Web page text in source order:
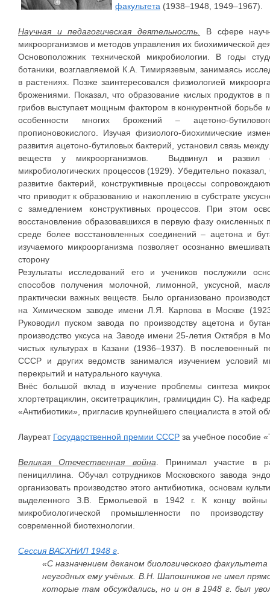
факультета (1938–1948, 1949–1967).
Научная и педагогическая деятельность.
В сфере
микроорганизмов и методов управления их биохимической
Основоположник технической микробиологии. В годы
ботаники, возглавляемой К.А. Тимирязевым, занимаясь
в растениях. Позже заинтересовался физиологией
брожениями. Показал, что образование кислых продуктов в
грибов выступает мощным фактором в конкурентной борьбе
особенности многих брожений – ацетоно-
пропионовокислого. Изучая физиолого-биохимические
развития ацетоно-бутиловых бактерий, установил связь
веществ у микроорганизмов. Выдвинул и развил
микробиологических процессов (1929). Убедительно
развитие бактерий, конструктивные процессы
что приводит к образованию и накоплению в субстрате
с замедлением конструктивных процессов. При этом
восстановление образовавшихся в первую фазу
среде более восстановленных соединений – ацетона и
изучаемого микроорганизма позволяет осознанно
сторону
Результаты исследований его и учеников послужили
способов получения молочной, лимонной, уксусной,
практически важных веществ. Было организовано
на Химическом заводе имени Л.Я. Карпова в Москве
Руководил пуском завода по производству ацетона и
производство уксуса на Заводе имени 25-летия Октября в
чистых культурах в Казани (1936–1937). В послевоенный
СССР и других ведомств занимался изучением условий
перекрытий и натурального каучука.
Внёс большой вклад в изучение проблемы синтеза
хлортетрациклин, окситетрациклин, грамицидин С). На
«Антибиотики», пригласив крупнейшего специалиста в этой
Лауреат Государственной премии СССР за учебное пособие
Великая Отечественная война . Принимал участие в
пенициллина. Обучал сотрудников Московского завода
организовать производство этого антибиотика, основам
выделенного З.В. Ермольевой в 1942 г. К концу
микробиологической промышленности по
современной биотехнологии.
Сессия ВАСХНИЛ 1948 г
«С назначением деканом биологического факультета
неугодных ему учёных. В.Н. Шапошников не имел
которые там обсуждались, но и он в 1948 г. был